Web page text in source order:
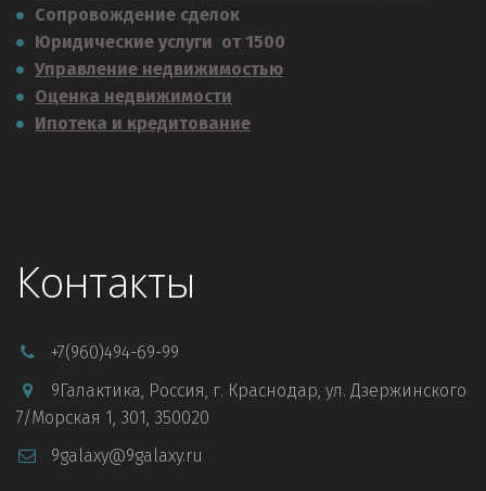
Сопровождение сделок
Юридические услуги  от 1500
Управление недвижимостью
Оценка недвижимости
Ипотека и кредитование
Контакты
+7(960)494-69-99
9Галактика, Россия, г. Краснодар, ул. Дзержинского
7/Морская 1, 301, 350020
9galaxy@9galaxy.ru